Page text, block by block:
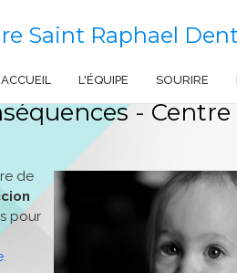
Saint Raphael
ACCUEIL L'ÉQUIPE SOURIRE
-
de
pour